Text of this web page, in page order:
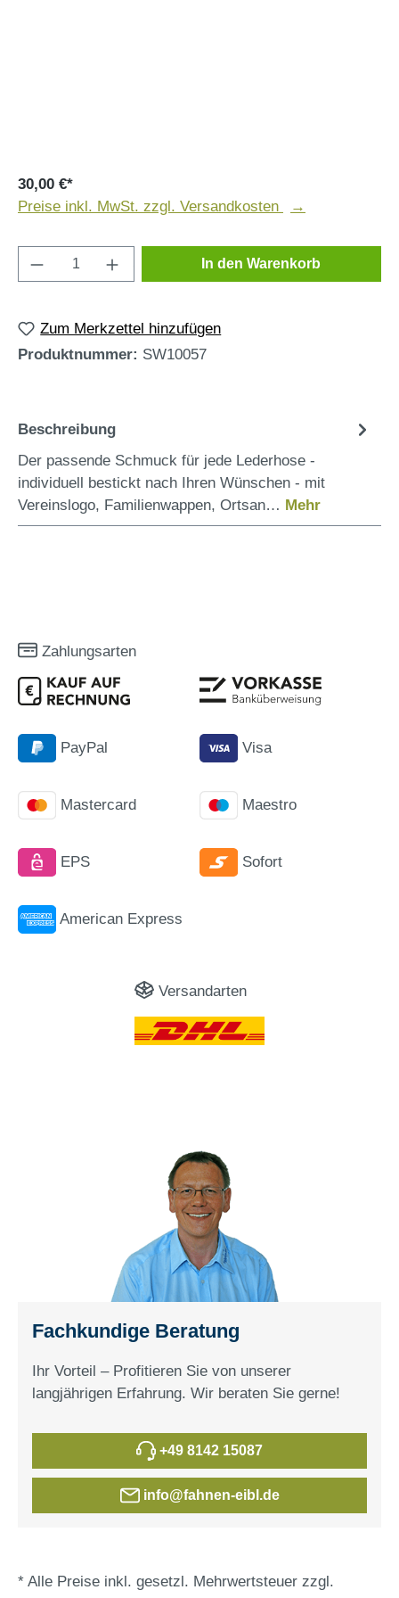
30,00 €*
Preise inkl. MwSt. zzgl. Versandkosten
Produkt Anzahl: Gib den gewünschten
In den Warenkorb
Zum Merkzettel hinzufügen
Produktnummer: SW10057
Beschreibung
Der passende Schmuck für jede Lederhose -
individuell bestickt nach Ihren Wünschen - mit
Vereinslogo, Familienwappen, Ortsan… Mehr
Zahlungsarten
PayPal Visa
Mastercard Maestro
EPS Sofort
American Express
Versandarten
Fachkundige Beratung
Ihr Vorteil – Profitieren Sie von unserer
langjährigen Erfahrung. Wir beraten Sie gerne!
+49 8142 15087
info@fahnen-eibl.de
* Alle Preise inkl. gesetzl. Mehrwertsteuer zzgl.